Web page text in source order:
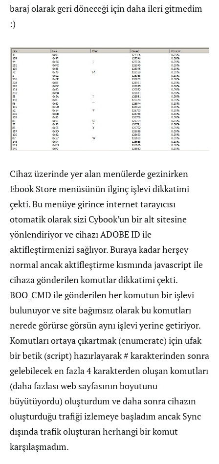
baraj olarak geri döneceği için daha ileri gitmedim
:)
Cihaz üzerinde yer alan menülerde gezinirken
Ebook Store menüsünün ilginç işlevi dikkatimi
çekti. Bu menüye girince internet tarayıcısı
otomatik olarak sizi Cybook’un bir alt sitesine
yönlendiriyor ve cihazı ADOBE ID ile
aktifleştirmenizi sağlıyor. Buraya kadar herşey
normal ancak aktifleştirme kısmında javascript ile
cihaza gönderilen komutlar dikkatimi çekti.
BOO_CMD ile gönderilen her komutun bir işlevi
bulunuyor ve site bağımsız olarak bu komutları
nerede görürse görsün aynı işlevi yerine getiriyor.
Komutları ortaya çıkartmak (enumerate) için ufak
bir betik (script) hazırlayarak # karakterinden sonra
gelebilecek en fazla 4 karakterden oluşan komutları
(daha fazlası web sayfasının boyutunu
büyütüyordu) oluşturdum ve daha sonra cihazın
oluşturduğu trafiği izlemeye başladım ancak Sync
dışında trafik oluşturan herhangi bir komut
karşılaşmadım.